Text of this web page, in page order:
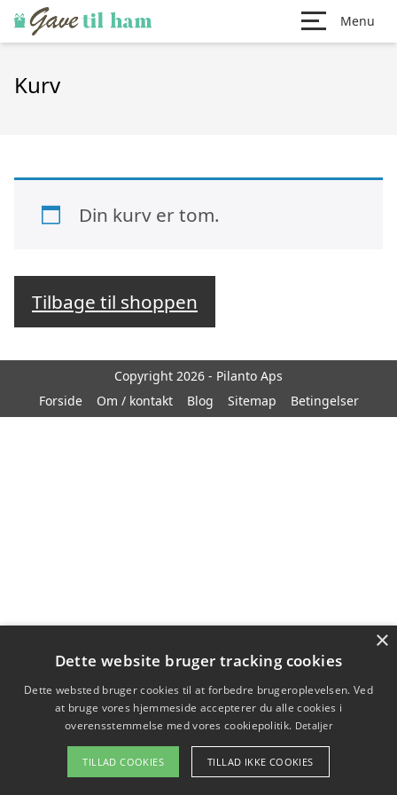
Menu
Kurv
Din kurv er tom.
Tilbage til shoppen
Copyright 2026 - Pilanto Aps
Forside
Om / kontakt Blog Sitemap Betingelser
×
Dette website bruger tracking cookies
Dette websted bruger cookies til at forbedre brugeroplevelsen. Ved
at bruge vores hjemmeside accepterer du alle cookies i
overensstemmelse med vores cookiepolitik. Detaljer
TILLAD COOKIES TILLAD IKKE COOKIES